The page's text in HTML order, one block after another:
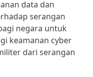
data dan
serangan
negara untuk
keamanan cyber
dari serangan